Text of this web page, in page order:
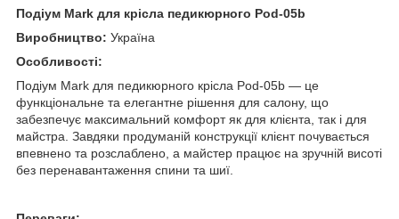
Подіум Mark для крісла педикюрного Pod-05b
Виробництво: Україна
Особливості:
Подіум Mark для педикюрного крісла Pod-05b — це
функціональне та елегантне рішення для салону, що
забезпечує максимальний комфорт як для клієнта, так і для
майстра. Завдяки продуманій конструкції клієнт почувається
впевнено та розслаблено, а майстер працює на зручній висоті
без перенавантаження спини та шиї.